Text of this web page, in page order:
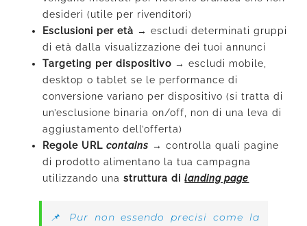
desideri (utile per rivenditori)
Esclusioni per età → escludi determinati gruppi
di età dalla visualizzazione dei tuoi annunci
Targeting per dispositivo → escludi mobile,
desktop o tablet se le performance di
conversione variano per dispositivo (si tratta di
un’esclusione binaria on/off, non di una leva di
aggiustamento dell’offerta)
Regole URLcontains → controlla quali pagine
di prodotto alimentano la tua campagna
utilizzando unastruttura dilanding page
📌 Pur non essendo precisi come la